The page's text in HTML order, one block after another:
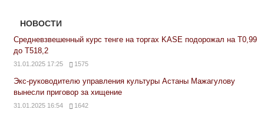
НОВОСТИ
Средневзвешенный курс тенге на торгах KASE подорожал на Т0,99
до Т518,2
31.01.2025 17:25 1575
Экс-руководителю управления культуры Астаны Мажагулову
вынесли приговор за хищение
31.01.2025 16:54 1642